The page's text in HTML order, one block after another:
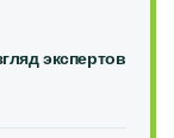
экспертов